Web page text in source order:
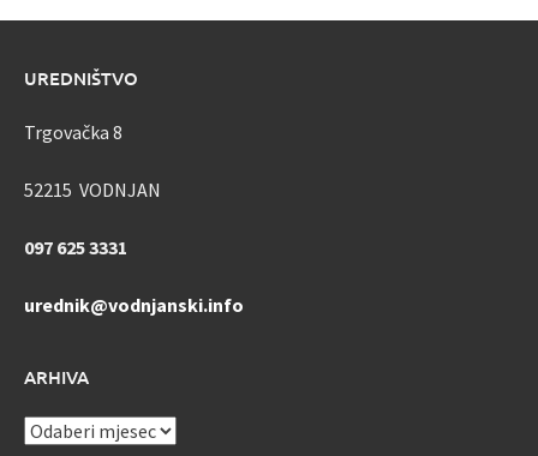
UREDNIŠTVO
Trgovačka 8
52215 VODNJAN
097 625 3331
urednik@vodnjanski.info
ARHIVA
ARHIVA